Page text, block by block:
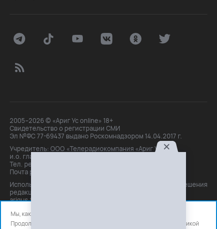
2005–2026 © «Ариг Ус online» 18+
Свидетельство о регистрации СМИ
Эл №ФС 77-69437 выдано Роскомнадзором 14.04.2017 г.
Учредитель: ООО «Телерадиокомпания «Ариг Ус»,
и.о. главного редактора: Маханова О.Б.
Тел. peдakции: +7(3012)21-30-14,
Почта peдakции: editor@arigus.tv
Использование материалов только с письменного разрешения
редакции. При цитировании прямая активная ссылка на
arigus.tv обязательна.
Мы, как и все используем файлы cookie и сервисы аналитики.
Продолжая использовать сайт, вы соглашаетесь с нашей
политикой